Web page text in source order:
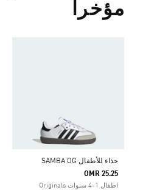
مؤخراً
حذاء للأطفال SAMBA OG
OMR 25.25
اطفال 1-4 سنوات Originals